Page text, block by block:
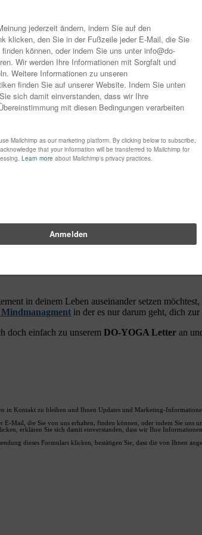
Klingt einfach ist es auch und ist
leistet ist gute Musik. Die Wissenschaft
Musik vorallem die von Mozart doch weiß ich
den Einzug der Braut oder des Bräutigams
entspannter JAZZ wunderbar, eine junge
die ich auch immer in meiner Playlist
Stücken immer wieder.
dich ein wenig mit der Musik zu spielen
versetzen. Musik ist pures
findest du auch eine große Auswahl an
meine Projekte entspannt anzugehen.
in deinem Leben auseinander setzen
in der es nur darum geht, dich
doch einfach zu unserem DO-YOGA Letter an
in Kontakt zu bleiben und Ihnen Updates und Marketing-
Mail, die Sie von uns erhalten, finden können, oder indem Sie
erklären Sie sich damit einverstanden, dass wir Ihre
dieses Formulars klicken, bestätigen Sie, dass die von Ihnen